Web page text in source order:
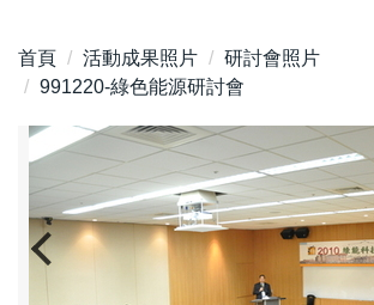
區
首頁 活動成果照片
研討會照片
991220-綠色能源研討會